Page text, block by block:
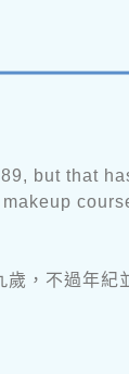
but that
，不過年